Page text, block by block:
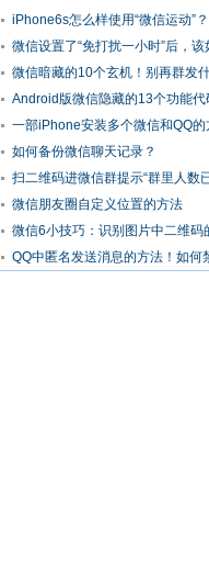
iPhone6s怎么样使用“微信运动”
微信设置了“免打扰一小时”后，该
微信暗藏的10个玄机！别再群发
Android版微信隐藏的13个功能代
一部iPhone安装多个微信和QQ的
如何备份微信聊天记录？
扫二维码进微信群提示“群里人数
微信朋友圈自定义位置的方法
微信6小技巧：识别图片中二维码
QQ中匿名发送消息的方法！如何